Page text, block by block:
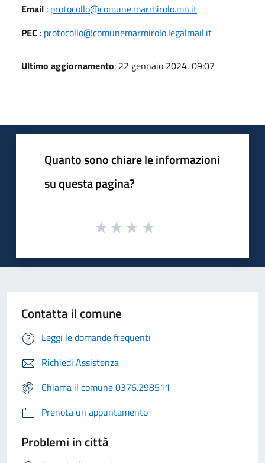
Email : protocollo@comune.marmirolo.mn.it
PEC : protocollo@comunemarmirolo.legalmail.it
Ultimo aggiornamento: 22 gennaio 2024, 09:07
Quanto sono chiare le informazioni
su questa pagina?
Contatta il comune
Leggi le domande frequenti
Richiedi Assistenza
Chiama il comune 0376.298511
Prenota un appuntamento
Problemi in città